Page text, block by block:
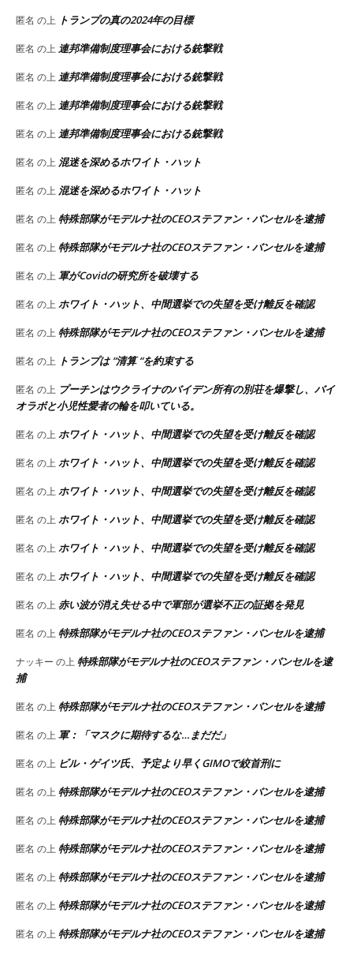
匿名 の上 トランプの真の2024年の目標
匿名 の上連邦準備制度理事会における銃撃戦
匿名 の上連邦準備制度理事会における銃撃戦
匿名 の上連邦準備制度理事会における銃撃戦
匿名 の上連邦準備制度理事会における銃撃戦
匿名 の上 混迷を深めるホワイト・ハット
匿名 の上 混迷を深めるホワイト・ハット
匿名 の上特殊部隊がモデルナ社のCEOステファン・バンセルを逮捕
匿名 の上特殊部隊がモデルナ社のCEOステファン・バンセルを逮捕
匿名 の上軍がCovidの研究所を破壊する
匿名 の上ホワイト・ハット、中間選挙での失望を受け離反を確認
匿名 の上特殊部隊がモデルナ社のCEOステファン・バンセルを逮捕
匿名 の上 トランプは “清算 “を約束する
匿名 の上 プーチンはウクライナのバイデン所有の別荘を爆撃し、バイ
オラボと小児性愛者の輪を叩いている。
匿名 の上ホワイト・ハット、中間選挙での失望を受け離反を確認
匿名 の上ホワイト・ハット、中間選挙での失望を受け離反を確認
匿名 の上ホワイト・ハット、中間選挙での失望を受け離反を確認
匿名 の上ホワイト・ハット、中間選挙での失望を受け離反を確認
匿名 の上ホワイト・ハット、中間選挙での失望を受け離反を確認
匿名 の上ホワイト・ハット、中間選挙での失望を受け離反を確認
匿名 の上赤い波が消え失せる中で軍部が選挙不正の証拠を発見
匿名 の上特殊部隊がモデルナ社のCEOステファン・バンセルを逮捕
ナッキー の上特殊部隊がモデルナ社のCEOステファン・バンセルを逮
捕
匿名 の上特殊部隊がモデルナ社のCEOステファン・バンセルを逮捕
匿名 の上軍：「マスクに期待するな…まだだ」
匿名 の上 ビル・ゲイツ氏、予定より早くGIMOで絞首刑に
匿名 の上特殊部隊がモデルナ社のCEOステファン・バンセルを逮捕
匿名 の上特殊部隊がモデルナ社のCEOステファン・バンセルを逮捕
匿名 の上特殊部隊がモデルナ社のCEOステファン・バンセルを逮捕
匿名 の上特殊部隊がモデルナ社のCEOステファン・バンセルを逮捕
匿名 の上特殊部隊がモデルナ社のCEOステファン・バンセルを逮捕
匿名 の上特殊部隊がモデルナ社のCEOステファン・バンセルを逮捕